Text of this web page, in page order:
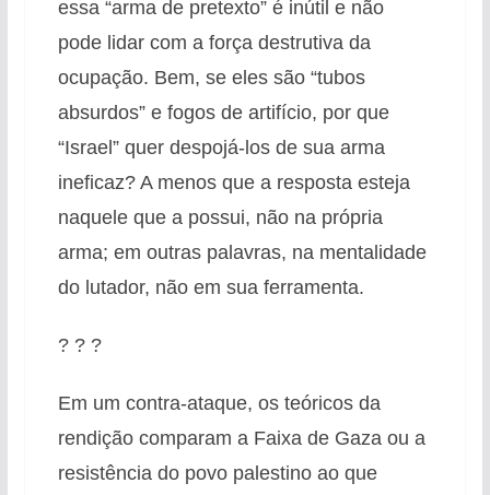
essa “arma de pretexto” é inútil e não
pode lidar com a força destrutiva da
ocupação. Bem, se eles são “tubos
absurdos” e fogos de artifício, por que
“Israel” quer despojá-los de sua arma
ineficaz? A menos que a resposta esteja
naquele que a possui, não na própria
arma; em outras palavras, na mentalidade
do lutador, não em sua ferramenta.
? ? ?
Em um contra-ataque, os teóricos da
rendição comparam a Faixa de Gaza ou a
resistência do povo palestino ao que